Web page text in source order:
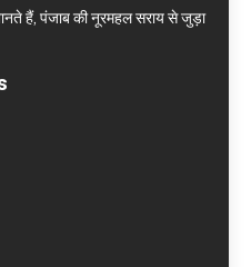
हैं, पंजाब की नूरमहल सराय से जुड़ा